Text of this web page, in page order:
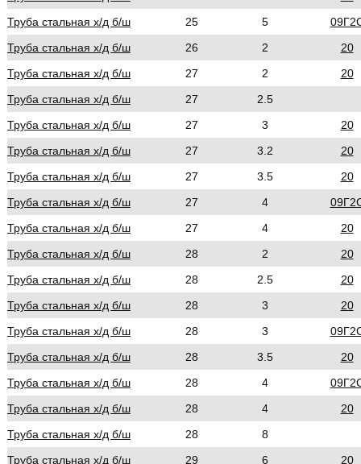
Труба стальная х/д б/ш
25 5
Труба стальная х/д б/ш
26 2
20
Труба стальная х/д б/ш
27 2
20
Труба стальная х/д б/ш
27
2.5
Труба стальная х/д б/ш
27 3
20
Труба стальная х/д б/ш
27 3.2
20
Труба стальная х/д б/ш
27 3.5
20
Труба стальная х/д б/ш
27 4
Труба стальная х/д б/ш
27 4
20
Труба стальная х/д б/ш
28 2
20
Труба стальная х/д б/ш
28 2.5
20
Труба стальная х/д б/ш
28 3
20
Труба стальная х/д б/ш
28 3
Труба стальная х/д б/ш
28 3.5
20
Труба стальная х/д б/ш
28 4
Труба стальная х/д б/ш
28 4
20
Труба стальная х/д б/ш
28
8
Труба стальная х/д б/ш
29 6 20